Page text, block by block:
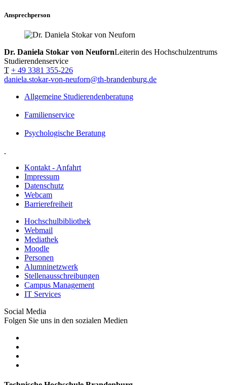
Ansprechperson
Dr. Daniela Stokar von NeufornLeiterin des Hochschulzentrums
Studierendenservice
T + 49 3381 355-226
daniela.stokar-von-neuforn@th-brandenburg.de
Allgemeine Studierendenberatung
Familienservice
Psychologische Beratung
Kontakt - Anfahrt
Impressum
Datenschutz
Webcam
Barrierefreiheit
Hochschulbibliothek
Webmail
Mediathek
Moodle
Personen
Alumninetzwerk
Stellenausschreibungen
Campus Management
IT Services
Social Media
Folgen Sie uns in den sozialen Medien